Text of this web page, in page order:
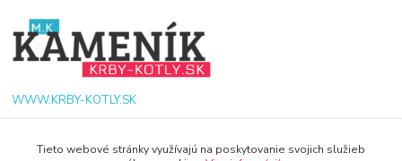
WWW.KRBY-KOTLY.SK
Tieto webové stránky využívajú na poskytovanie svojich služieb